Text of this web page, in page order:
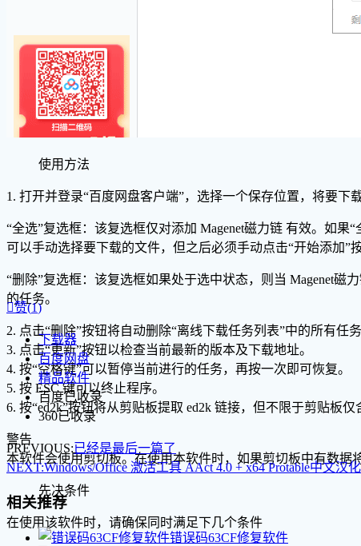
使用方法
1. 打开并登录“百度网盘客户端”，选择一个保存位置，将要下
“全选”复选框：该复选框仅对添加 Magenet磁力链 有效。如果
可以手动选择要下载的文件，但之后必须手动点击“开始添加”
“删除”复选框：该复选框如果处于选中状态，则当 Magenet磁
的任务。
2. 点击“删除”按钮将自动删除“离线下载任务列表”中的所有任务
3. 点击“更新”按钮以检查当前最新的版本及下载地址。
4. 按“空格键”可以暂停当前进行的任务，再按一次即可恢复。
5. 按 ESC 键可以终止程序。
6. 按“ed2k”按钮将从剪贴板提取 ed2k 链接，但不限于剪贴板仅
警告
本软件会使用剪切板。在使用本软件时，如果剪切板中有数据
先决条件
在使用该软件时，请确保同时满足下几个条件
赞(1)
下载器
百度网盘
精品软件
百度已收录
360已收录
PREVIOUS:已经是最后一篇了
NEXT:Windows/Office 激活工具 AAct 4.0 + x64 Protable中文汉
相关推荐
错误码63CF修复软件